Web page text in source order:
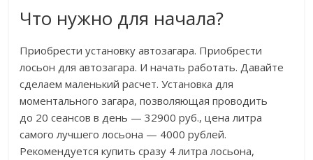
Что нужно для начала?
Приобрести установку автозагара. Приобрести
лосьон для автозагара. И начать работать. Давайте
сделаем маленький расчет. Установка для
моментального загара, позволяющая проводить
до 20 сеансов в день — 32900 руб., цена литра
самого лучшего лосьона — 4000 рублей.
Рекомендуется купить сразу 4 литра лосьона,